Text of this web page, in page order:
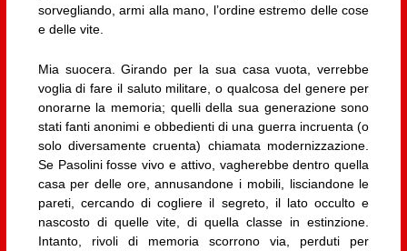
sorvegliando, armi alla mano, l’ordine estremo delle cose
e delle vite.
Mia suocera. Girando per la sua casa vuota, verrebbe
voglia di fare il saluto militare, o qualcosa del genere per
onorarne la memoria; quelli della sua generazione sono
stati fanti anonimi e obbedienti di una guerra incruenta (o
solo diversamente cruenta) chiamata modernizzazione.
Se Pasolini fosse vivo e attivo, vagherebbe dentro quella
casa per delle ore, annusandone i mobili, lisciandone le
pareti, cercando di cogliere il segreto, il lato occulto e
nascosto di quelle vite, di quella classe in estinzione.
Intanto, rivoli di memoria scorrono via, perduti per